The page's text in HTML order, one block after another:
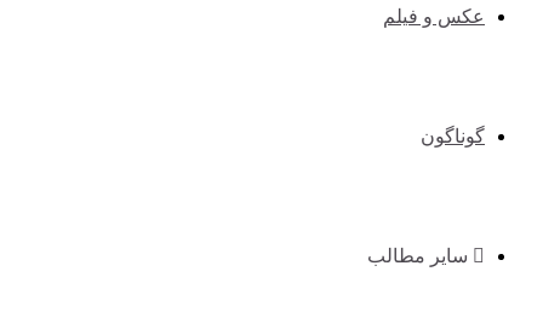
عکس و فیلم
گوناگون
سایر مطالب